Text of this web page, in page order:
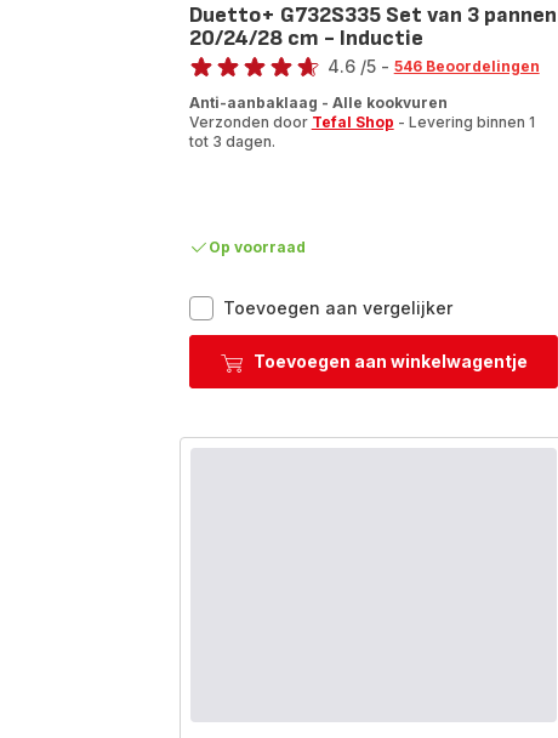
Toevoegen aan vergelijkerDuetto+
G732S335
Set
20/24/28
Toevoegen aan winkelwagentje
Duetto+ G732S335 Set van 3 pannen
20/24/28 cm - Inductie
Beoordeling
4.6 /5 - 546 Beoordelingen
Anti-aanbaklaag - Alle kookvuren
Verzonden door Tefal Shop - Levering binnen 1
tot 3 dagen.
Op voorraad